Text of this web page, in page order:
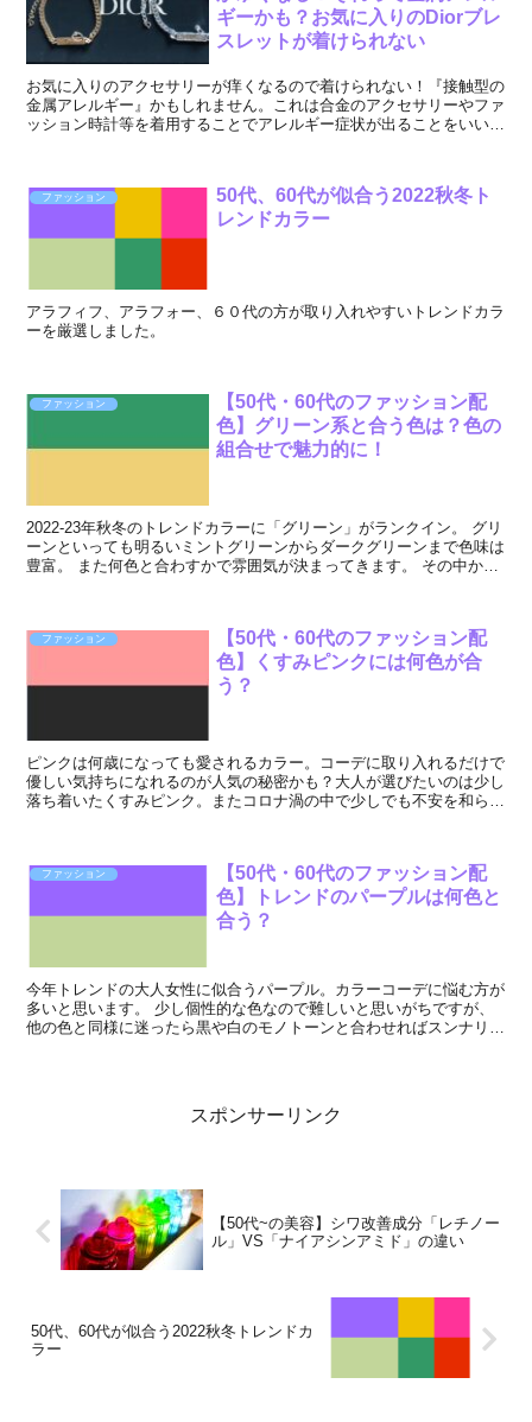
ギーかも？お気に入りのDiorブレ
スレットが着けられない
お気に入りのアクセサリーが痒くなるので着けられない！『接触型の
金属アレルギー』かもしれません。これは合金のアクセサリーやファ
ッション時計等を着用することでアレルギー症状が出ることをいいま
ファッション
50代、60代が似合う2022秋冬ト
レンドカラー
アラフィフ、アラフォー、６０代の方が取り入れやすいトレンドカラ
ーを厳選しました。
ファッション
【50代・60代のファッション配
色】グリーン系と合う色は？色の
組合せで魅力的に！
2022-23年秋冬のトレンドカラーに「グリーン」がランクイン。 グリ
ーンといっても明るいミントグリーンからダークグリーンまで色味は
豊富。 また何色と合わすかで雰囲気が決まってきます。 その中から
ファッション
【50代・60代のファッション配
色】くすみピンクには何色が合
う？
ピンクは何歳になっても愛されるカラー。コーデに取り入れるだけで
優しい気持ちになれるのが人気の秘密かも？大人が選びたいのは少し
落ち着いたくすみピンク。またコロナ渦の中で少しでも不安を和らげ
ファッション
【50代・60代のファッション配
色】トレンドのパープルは何色と
合う？
今年トレンドの大人女性に似合うパープル。カラーコーデに悩む方が
多いと思います。 少し個性的な色なので難しいと思いがちですが、
他の色と同様に迷ったら黒や白のモノトーンと合わせればスンナリと
スポンサーリンク
【50代~の美容】シワ改善成分「レチノー
ル」VS「ナイアシンアミド」の違い
50代、60代が似合う2022秋冬トレンドカ
ラー